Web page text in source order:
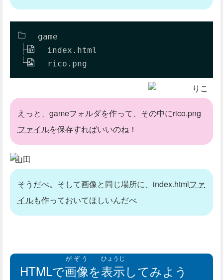
game
index.html
rico.png
りこ
えっと、gameフォルダを作って、その中にrico.png
ファイルを保存すればいいのね！
山田
そうだべ。そして画像と同じ場所に、index.htmlファ
イルも作っておいてほしいんだべ
HTMLで画像
がぞう
を表示
ひょうじ
してみよう